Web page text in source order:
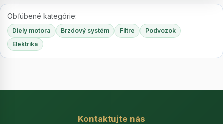
Obľúbené kategórie:
Diely motora Brzdový systém Filtre
Podvozok
Elektrika
Kontaktujte nás